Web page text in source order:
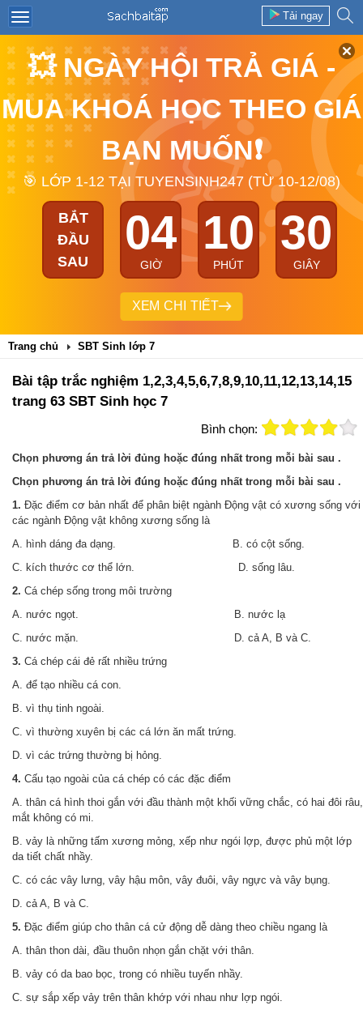
Tải ngay
💥 NGÀY HỘI TRẢ GIÁ -
MUA KHOÁ HỌC THEO GIÁ
BẠN MUỐN❗
🎯 LỚP 1-12 TẠI TUYENSINH247 (TỪ 10-12/08)
BẮT
ĐẦU
SAU
04
GIỜ
10
PHÚT
29
GIÂY
XEM CHI TIẾT
Trang chủ SBT Sinh lớp 7
Bài tập trắc nghiệm 1,2,3,4,5,6,7,8,9,10,11,12,13,14,15
trang 63 SBT Sinh học 7
Bình chọn:
Chọn phương án trả lời đủng hoặc đúng nhất trong mỗi bài sau .
Chọn phương án trả lời đúng hoặc đúng nhất trong mỗi bài sau .
1. Đặc điểm cơ bản nhất để phân biệt ngành Động vật có xương sống với
các ngành Động vật không xương sống là
A. hình dáng đa dạng. B. có cột sống.
C. kích thước cơ thể lớn. D. sống lâu.
2. Cá chép sống trong môi trường
A. nước ngọt. B. nước lạ
C. nước mặn. D. cả A, B và C.
3. Cá chép cái đẻ rất nhiều trứng
A. để tạo nhiều cá con.
B. vì thụ tinh ngoài.
C. vì thường xuyên bị các cá lớn ăn mất trứng.
D. vì các trứng thường bị hỏng.
4. Cấu tạo ngoài của cá chép có các đặc điểm
A. thân cá hình thoi gắn với đầu thành một khối vững chắc, có hai đôi râu,
mắt không có mi.
B. vảy là những tấm xương mỏng, xếp như ngói lợp, được phủ một lớp
da tiết chất nhầy.
C. có các vây lưng, vây hậu môn, vây đuôi, vây ngực và vây bụng.
D. cả A, B và C.
5. Đặc điểm giúp cho thân cá cử động dễ dàng theo chiều ngang là
A. thân thon dài, đầu thuôn nhọn gắn chặt với thân.
B. vảy có da bao bọc, trong có nhiều tuyến nhầy.
C. sự sắp xếp vảy trên thân khớp với nhau như lợp ngói.